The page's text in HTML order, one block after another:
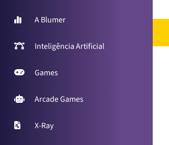
A Blumer
Inteligência Artificial
Games
Arcade Games
X-Ray